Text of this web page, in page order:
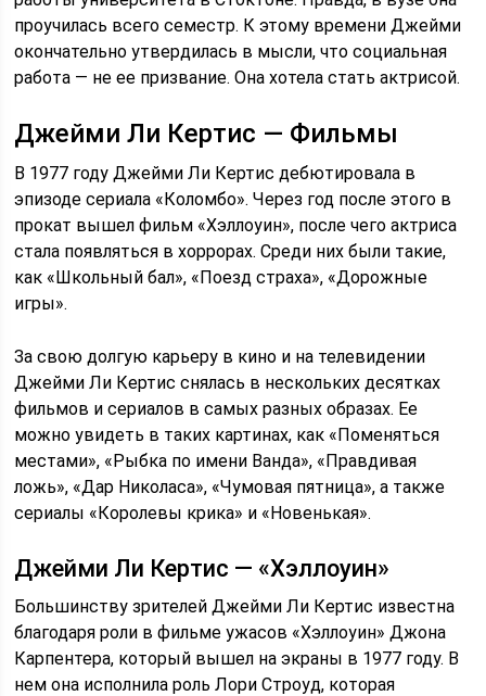
проучилась всего семестр. К этому времени Джейми
окончательно утвердилась в мысли, что социальная
работа — не ее призвание. Она хотела стать актрисой.
Джейми Ли Кертис — Фильмы
В 1977 году Джейми Ли Кертис дебютировала в
эпизоде сериала «Коломбо». Через год после этого в
прокат вышел фильм «Хэллоуин», после чего актриса
стала появляться в хоррорах. Среди них были такие,
как «Школьный бал», «Поезд страха», «Дорожные
игры».
За свою долгую карьеру в кино и на телевидении
Джейми Ли Кертис снялась в нескольких десятках
фильмов и сериалов в самых разных образах. Ее
можно увидеть в таких картинах, как «Поменяться
местами», «Рыбка по имени Ванда», «Правдивая
ложь», «Дар Николаса», «Чумовая пятница», а также
сериалы «Королевы крика» и «Новенькая».
Джейми Ли Кертис — «Хэллоуин»
Большинству зрителей Джейми Ли Кертис известна
благодаря роли в фильме ужасов «Хэллоуин» Джона
Карпентера, который вышел на экраны в 1977 году. В
нем она исполнила роль Лори Строуд, которая